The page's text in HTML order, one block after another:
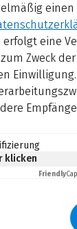
eine
zum Zweck
klicken
Friendly